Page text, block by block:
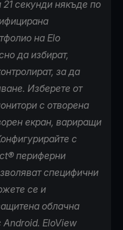
секунди някъде по
на Elo
да избират,
за да
Изберете от
с отворена
екран, вариращи
с
периферни
специфични
се и
облачна
Android. EloView